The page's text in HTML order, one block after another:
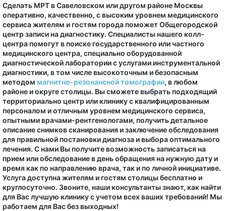
Сделать МРТ в Савеловском или другом районе Москвы
оперативно, качественно, с высоким уровнем медицинского
сервиса жителям и гостям города поможет Общегородской
центр записи на диагностику. Специалисты нашего колл-
центра помогут в поиске государственного или частного
медицинского центра, специально оборудованной
диагностической лаборатории с услугами инструментальной
диагностики, в том числе высокоточным и безопасным
методом магнитно-резонансной томографии, в любом
районе и округе столицы. Вы сможете выбрать подходящий
территориально центр или клинику с квалифицированным
персоналом и отличным уровнем медицинского сервиса,
опытными врачами-рентгенологами, получить детальное
описание снимков сканирования и заключение обследования
для правильной постановки диагноза и выбора оптимального
лечения. С нами Вы получите возможность записаться на
прием или обследование в день обращения на нужную дату и
время как по направлению врача, так и по личной инициативе.
Услуга доступна жителям и гостям столицы бесплатно и
круглосуточно. Звоните, наши консультанты знают, как найти
для Вас лучшую клинику с учетом всех ваших требований! Мы
работаем для Вас без выходных!